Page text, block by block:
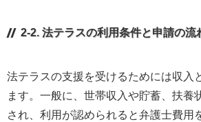
2-2. 法テラスの利用条件と申請の流
法テラスの支援を受けるためには収入
ます。一般に、世帯収入や貯蓄、扶養
され、利用が認められると弁護士費用